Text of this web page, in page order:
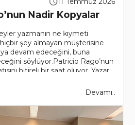
Nadir Kopyalar
yazmanın ne kıymeti
hiçbir şey almayan müşterisine
devam edeceğini, buna
söylüyor.Patricio Rago’nun
bitireli bir saat oluyor. Yazar
Devamı..